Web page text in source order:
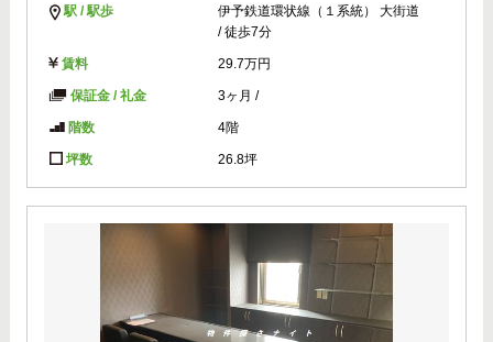
駅 / 駅歩
伊予鉄道環状線（１系統） 大街道
/ 徒歩7分
賃料 29.7万円
保証金 / 礼金 3ヶ月 /
階数 4階
坪数 26.8坪